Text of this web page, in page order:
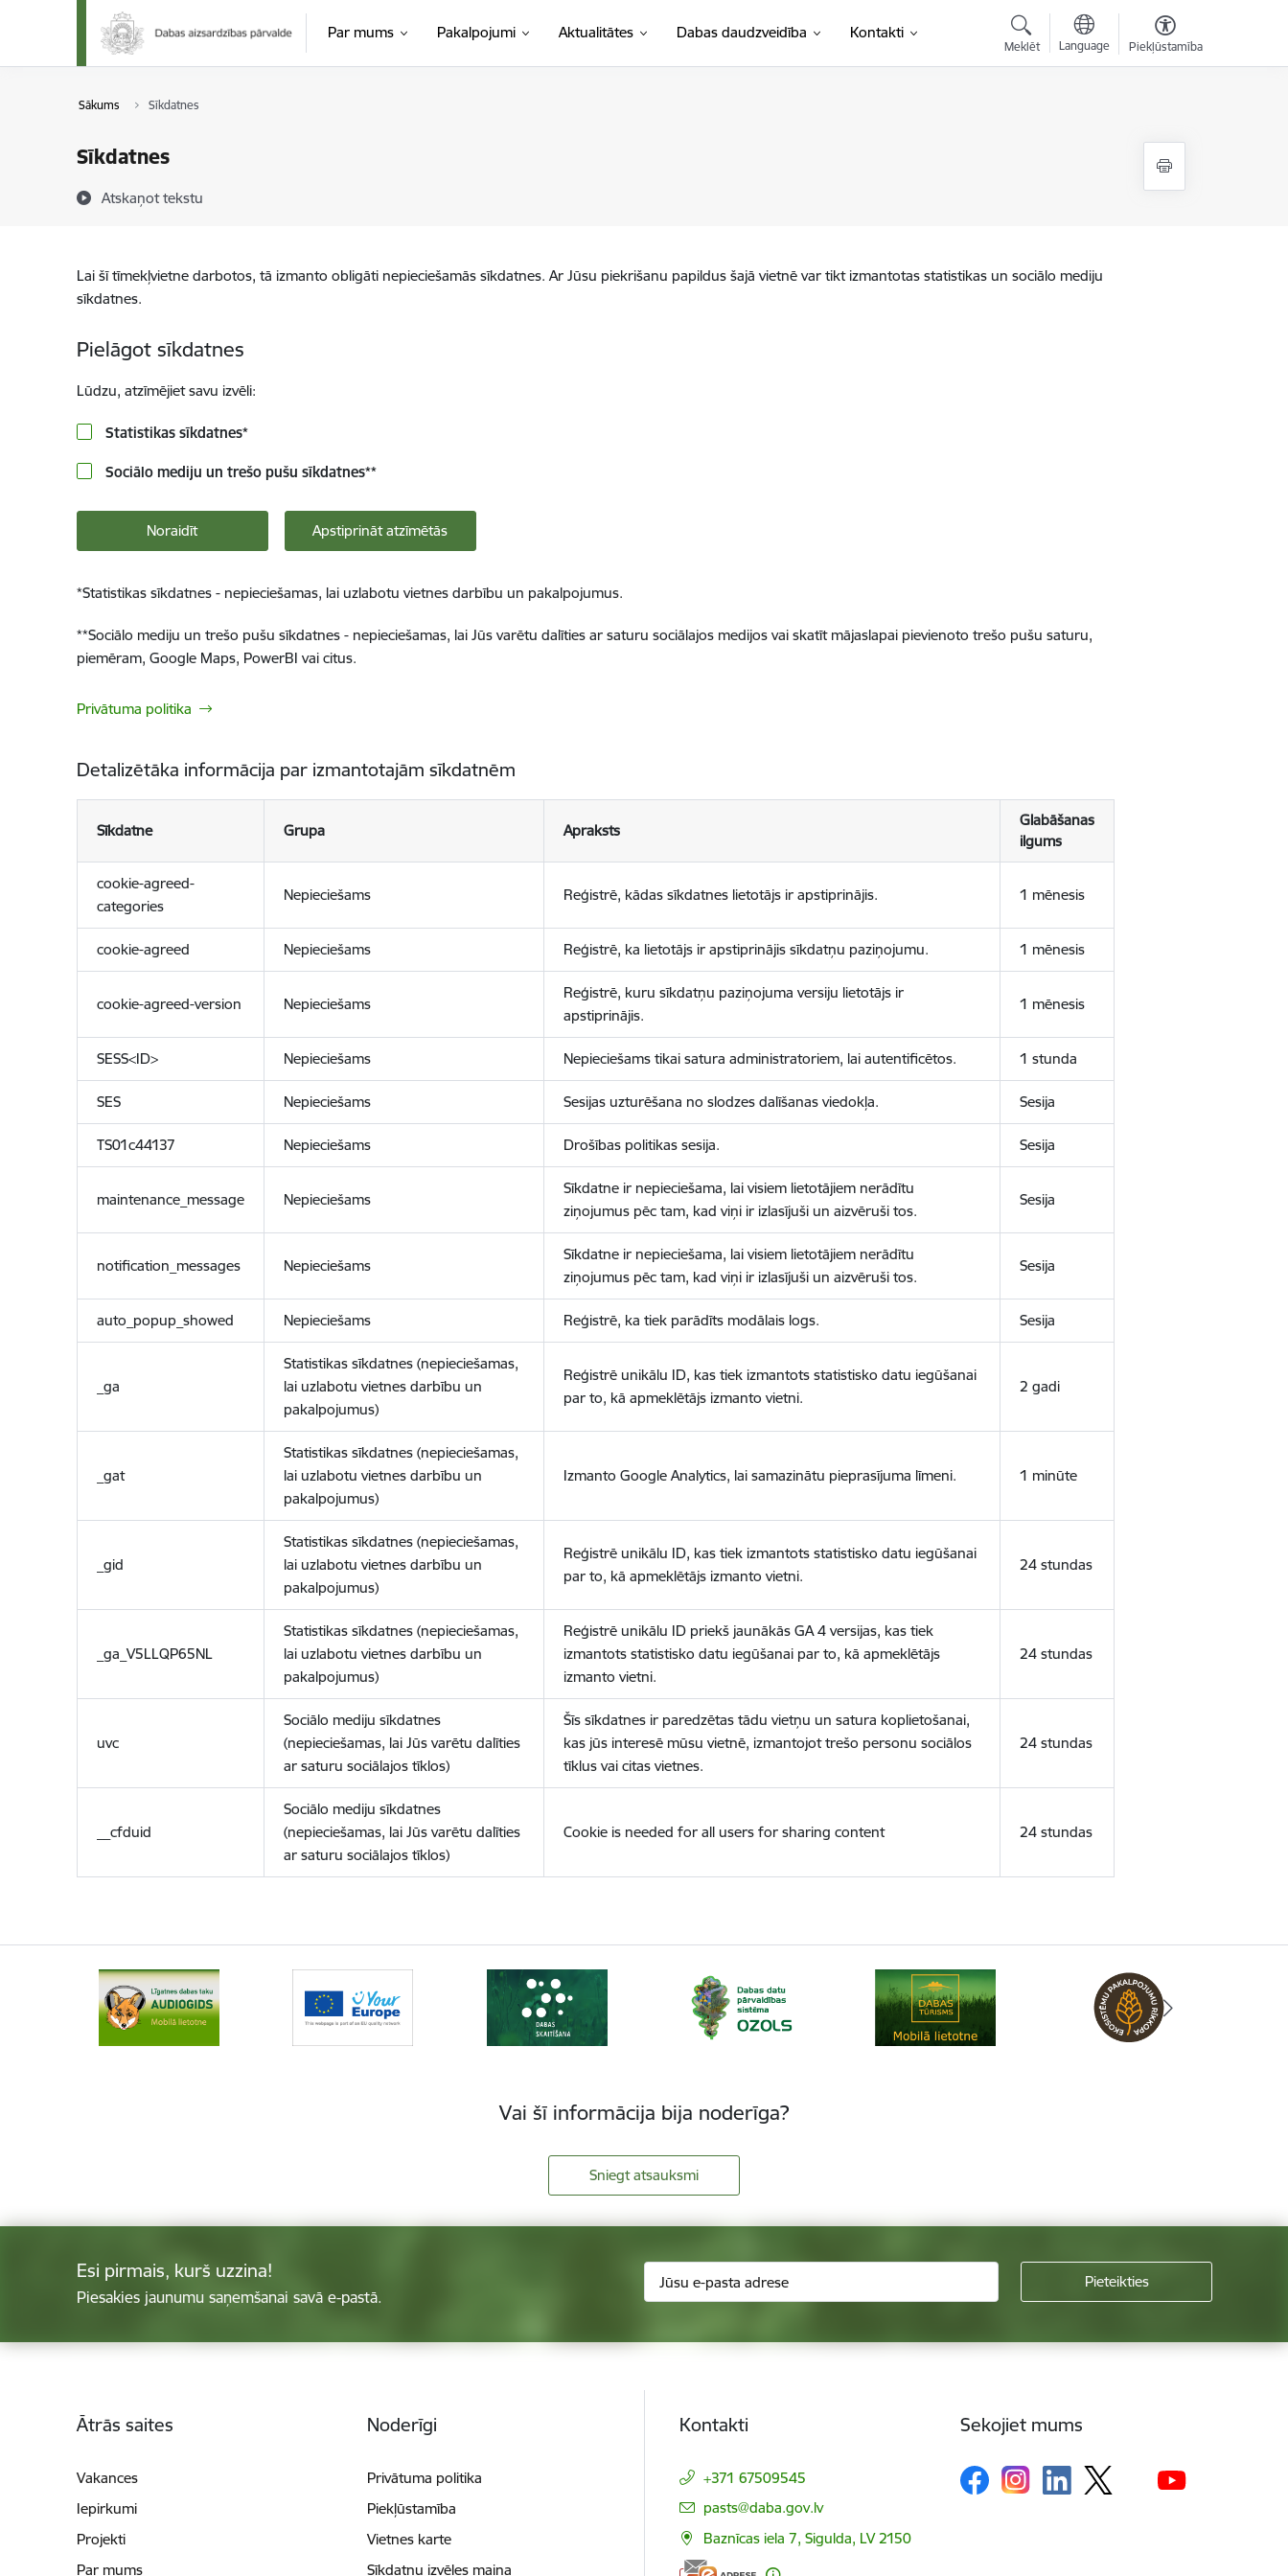
Pāriet uz lapas saturu
Par mums Pakalpojumi Aktualitātes Dabas daudzveidība Kontakti
Meklēt Language Piekļūstamība
Sākums Sīkdatnes
Sīkdatnes
Atskaņot tekstu
Lai šī tīmekļvietne darbotos, tā izmanto obligāti nepieciešamās sīkdatnes. Ar Jūsu piekrišanu papildus šajā vietnē var tikt izmantotas statistikas un sociālo mediju
sīkdatnes.
Pielāgot sīkdatnes
Lūdzu, atzīmējiet savu izvēli:
Statistikas sīkdatnes*
Sociālo mediju un trešo pušu sīkdatnes**
Noraidīt Apstiprināt atzīmētās
*Statistikas sīkdatnes - nepieciešamas, lai uzlabotu vietnes darbību un pakalpojumus.
**Sociālo mediju un trešo pušu sīkdatnes - nepieciešamas, lai Jūs varētu dalīties ar saturu sociālajos medijos vai skatīt mājaslapai pievienoto trešo pušu saturu,
piemēram, Google Maps, PowerBI vai citus.
Privātuma politika
Detalizētāka informācija par izmantotajām sīkdatnēm
Sīkdatne Grupa Apraksts
Glabāšanas
ilgums
cookie-agreed-
categories
Nepieciešams Reģistrē, kādas sīkdatnes lietotājs ir apstiprinājis. 1 mēnesis
cookie-agreed Nepieciešams Reģistrē, ka lietotājs ir apstiprinājis sīkdatņu paziņojumu. 1 mēnesis
cookie-agreed-version Nepieciešams
Reģistrē, kuru sīkdatņu paziņojuma versiju lietotājs ir
apstiprinājis.
1 mēnesis
SESS<ID> Nepieciešams Nepieciešams tikai satura administratoriem, lai autentificētos. 1 stunda
SES Nepieciešams Sesijas uzturēšana no slodzes dalīšanas viedokļa. Sesija
TS01c44137 Nepieciešams Drošības politikas sesija. Sesija
maintenance_message Nepieciešams
Sīkdatne ir nepieciešama, lai visiem lietotājiem nerādītu
ziņojumus pēc tam, kad viņi ir izlasījuši un aizvēruši tos.
Sesija
notification_messages Nepieciešams
Sīkdatne ir nepieciešama, lai visiem lietotājiem nerādītu
ziņojumus pēc tam, kad viņi ir izlasījuši un aizvēruši tos.
Sesija
auto_popup_showed Nepieciešams Reģistrē, ka tiek parādīts modālais logs. Sesija
_ga
Statistikas sīkdatnes (nepieciešamas,
lai uzlabotu vietnes darbību un
pakalpojumus)
Reģistrē unikālu ID, kas tiek izmantots statistisko datu iegūšanai
par to, kā apmeklētājs izmanto vietni.
2 gadi
_gat
Statistikas sīkdatnes (nepieciešamas,
lai uzlabotu vietnes darbību un
pakalpojumus)
Izmanto Google Analytics, lai samazinātu pieprasījuma līmeni. 1 minūte
_gid
Statistikas sīkdatnes (nepieciešamas,
lai uzlabotu vietnes darbību un
pakalpojumus)
Reģistrē unikālu ID, kas tiek izmantots statistisko datu iegūšanai
par to, kā apmeklētājs izmanto vietni.
24 stundas
_ga_V5LLQP65NL
Statistikas sīkdatnes (nepieciešamas,
lai uzlabotu vietnes darbību un
pakalpojumus)
Reģistrē unikālu ID priekš jaunākās GA 4 versijas, kas tiek
izmantots statistisko datu iegūšanai par to, kā apmeklētājs
izmanto vietni.
24 stundas
uvc
Sociālo mediju sīkdatnes
(nepieciešamas, lai Jūs varētu dalīties
ar saturu sociālajos tīklos)
Šīs sīkdatnes ir paredzētas tādu vietņu un satura koplietošanai,
kas jūs interesē mūsu vietnē, izmantojot trešo personu sociālos
tīklus vai citas vietnes.
24 stundas
__cfduid
Sociālo mediju sīkdatnes
(nepieciešamas, lai Jūs varētu dalīties
ar saturu sociālajos tīklos)
Cookie is needed for all users for sharing content 24 stundas
Vai šī informācija bija noderīga?
Sniegt atsauksmi
Esi pirmais, kurš uzzina!
Piesakies jaunumu saņemšanai savā e-pastā.
Ātrās saites
Vakances
Iepirkumi
Projekti
Par mums
Noderīgi
Privātuma politika
Piekļūstamība
Vietnes karte
Sīkdatņu izvēles maiņa
Kontakti
+371 67509545
E-pasts:
pasts@daba.gov.lv
Baznīcas iela 7, Sigulda, LV 2150
Sekojiet mums